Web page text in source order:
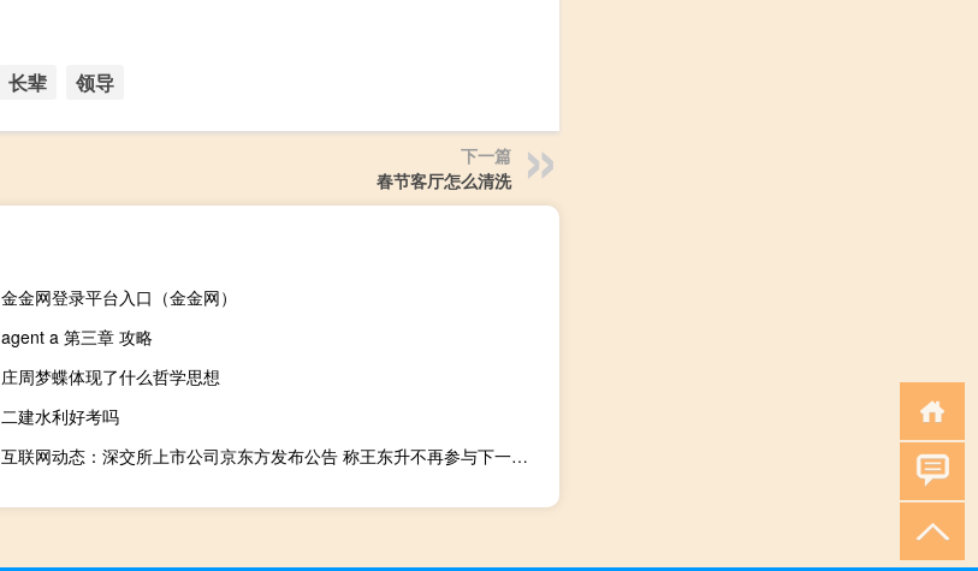
长辈 领导
下一篇
春节客厅怎么清洗
金金网登录平台入口（金金网）
agent a 第三章 攻略
庄周梦蝶体现了什么哲学思想
二建水利好考吗
互联网动态：深交所上市公司京东方发布公告 称王东升不再参与下一届董事提名